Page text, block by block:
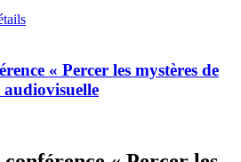
« Percer les mystères de